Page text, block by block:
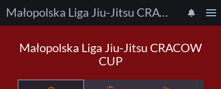
Małopolska Liga Jiu-Jitsu CRACOW CUP
Małopolska Liga Jiu-Jitsu CRACOW
CUP